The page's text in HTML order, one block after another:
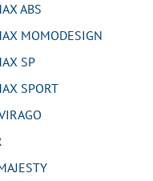
ABS
MOMODESIGN
SP
SPORT